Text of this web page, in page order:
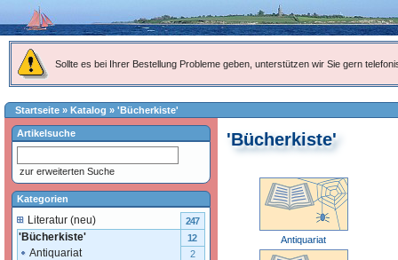
Sollte es bei Ihrer Bestellung Probleme geben, unterstützen wir Sie gern
Startseite » Katalog » 'Bücherkiste'
'Bücherkiste'
Antiquariat
Artikelsuche
zur erweiterten Suche
Kategorien
Literatur (neu) 247
'Bücherkiste' 12
Antiquariat 2